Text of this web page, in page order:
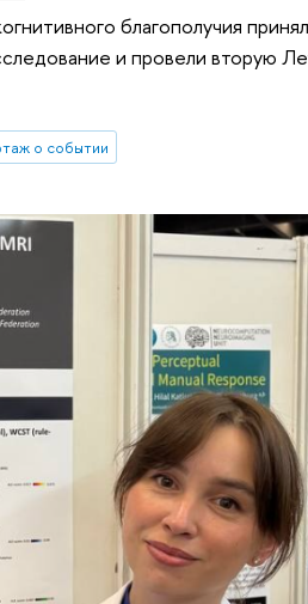
благополучия
и провели вторую
о событии